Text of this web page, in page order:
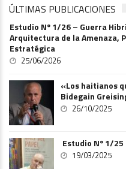
ÚLTIMAS PUBLICACIONES
Estudio Nº 1/26 – Guerra
Arquitectura de la Amenaza,
Estratégica
25/06/2026
«Los haitianos
Bidegain
26/10/2025
Estudio Nº 1/25
19/03/2025